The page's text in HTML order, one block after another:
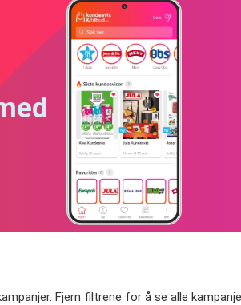
Fjern filtrene for å se alle